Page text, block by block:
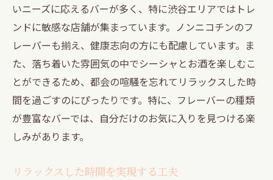
いニーズに応えるバーが多く、特に渋谷エリアではトレ
ンドに敏感な店舗が集まっています。ノンニコチンのフ
レーバーも揃え、健康志向の方にも配慮しています。ま
た、落ち着いた雰囲気の中でシーシャとお酒を楽しむこ
とができるため、都会の喧騒を忘れてリラックスした時
間を過ごすのにぴったりです。特に、フレーバーの種類
が豊富なバーでは、自分だけのお気に入りを見つける楽
しみがあります。
リラックスした時間を実現する工夫